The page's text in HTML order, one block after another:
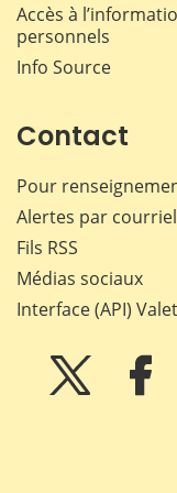
Accès à
personnels
Info Source
Contact
Pour
Alertes par courriel
Fils RSS
Médias sociaux
Interface (API) Valet